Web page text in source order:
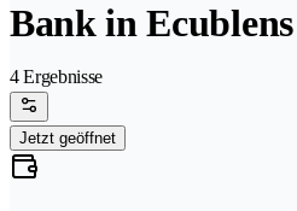
Bank in
4 Ergebnisse
Jetzt geöffnet